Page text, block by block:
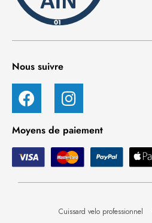
Nous suivre
Moyens de paiement
Cuissard velo professionnel